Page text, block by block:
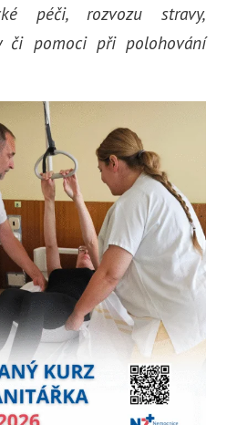
péči, rozvozu stravy,
či pomoci při polohování